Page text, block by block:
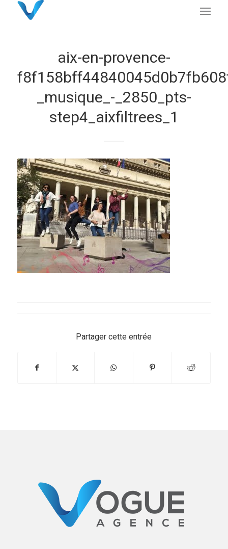
aix-en-provence-
_musique_-_2850_pts-
step4_aixfiltrees_1
Partager cette entrée